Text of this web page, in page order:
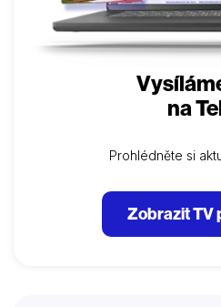
na
Prohlédněte si
Zobrazit TV